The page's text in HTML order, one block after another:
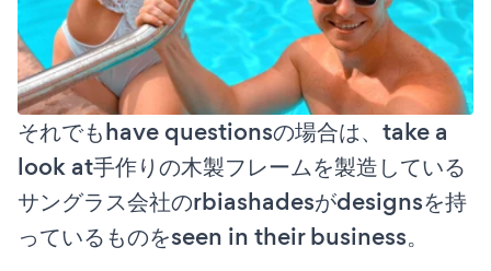
それでもhave questionsの場合は、take a
look at手作りの木製フレームを製造している
サングラス会社のrbiashadesがdesignsを持
っているものをseen in their business。